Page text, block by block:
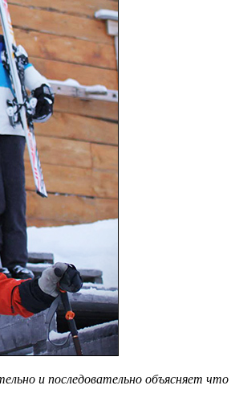
и последовательно объясняет